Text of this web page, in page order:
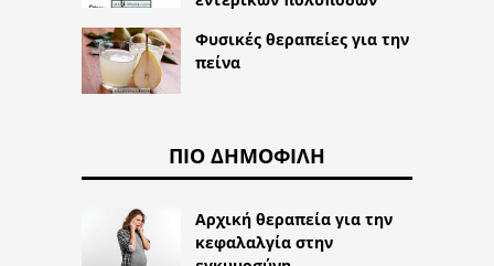
Φυσικές θεραπείες για την
πείνα
ΠΙΟ ΔΗΜΟΦΙΛΉ
Αρχική θεραπεία για την
κεφαλαλγία στην